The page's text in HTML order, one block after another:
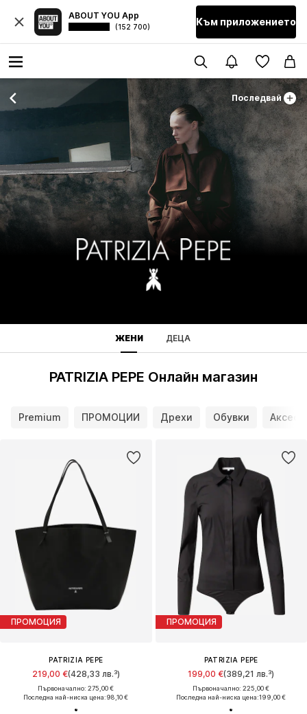
ABOUT YOU App
(152 700) Към приложението
Последвай
ЖЕНИ ДЕЦА
PATRIZIA PEPE Онлайн магазин
Premium ПРОМОЦИИ Дрехи Обувки
ПРОМОЦИЯ
PATRIZIA PEPE
219,00 €(428,33 лв.³)
Първоначално: 275,00 €
Последна най-ниска цена:98,10 €
ПРОМОЦИЯ
PATRIZIA PEPE
199,00 €(389,21 лв.³)
Първоначално: 225,00 €
Последна най-ниска цена:199,00 €